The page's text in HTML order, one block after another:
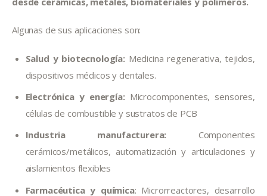
Algunas de sus aplicaciones son:
Salud y biotecnología: Medicina regenerativa, tejidos,
dispositivos médicos y dentales.
Electrónica y energía: Microcomponentes, sensores,
células de combustible y sustratos de PCB
Industria manufacturera: Componentes
cerámicos/metálicos, automatización y articulaciones y
aislamientos flexibles
Farmacéutica y química: Microrreactores, desarrollo